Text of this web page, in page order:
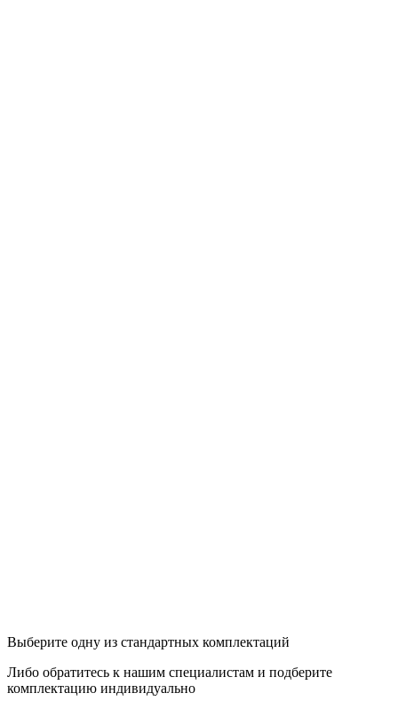
Выберите одну из стандартных комплектаций
Либо обратитесь к нашим специалистам и подберите
комплектацию индивидуально